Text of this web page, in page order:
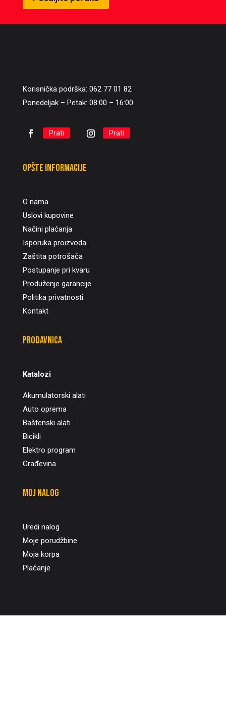
Korisnička podrška: 062 77 01 82
Ponedeljak – Petak: 08:00 – 16:00
Prati Prati
Opšte informacije
O nama
Uslovi kupovine
Načini plaćanja
Isporuka proizvoda
Zaštita potrošača
Postupanje pri kvaru
Produženje garancije
Politika privatnosti
Kontakt
Prodavnica
Katalozi
Akumulatorski alati
Auto oprema
Baštenski alati
Bicikli
Elektro program
Građevina
Moj nalog
Uredi nalog
Moje porudžbine
Moja korpa
Plaćanje